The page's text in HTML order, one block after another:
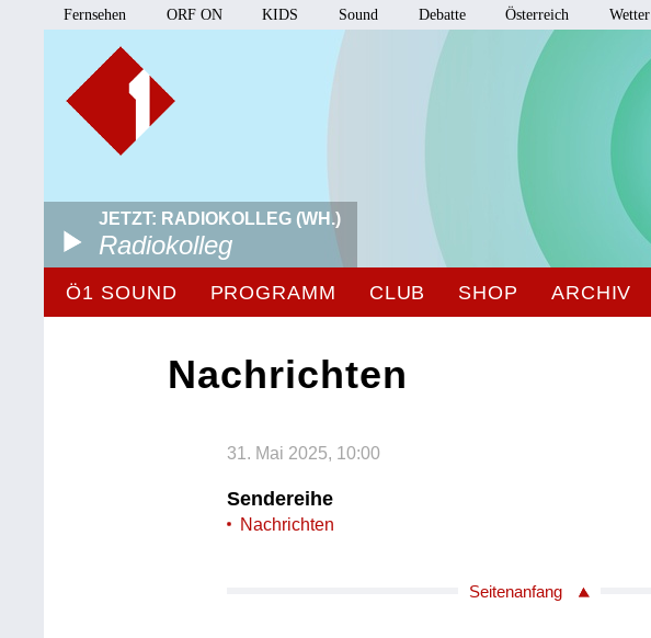
Fernsehen ORF ON KIDS Sound Debatte Österreich Wetter
JETZT: RADIOKOLLEG (WH.)
Radiokolleg
Ö1 SOUND PROGRAMM CLUB SHOP ARCHIV
Nachrichten
31. Mai 2025, 10:00
Sendereihe
Nachrichten
Seitenanfang